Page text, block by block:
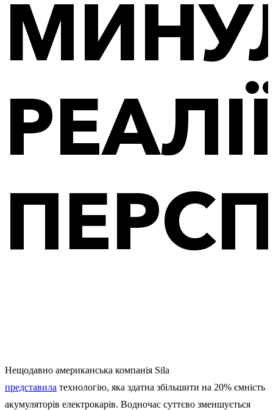
Нещодавно американська компанія Sila
представила технологію, яка здатна збільшити на 20% ємність
акумуляторів електрокарів. Водночас суттєво зменшується